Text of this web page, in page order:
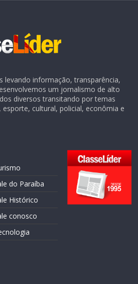
levando informação, transparência,
um jornalismo de alto
diversos transitando por temas
cultural, policial, econômia e
do Paraíba
Histórico
conosco